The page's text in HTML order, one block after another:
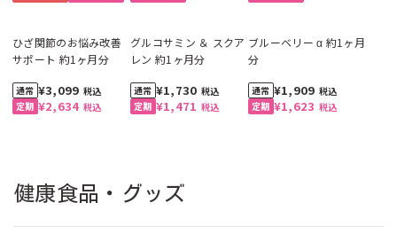
ひざ関節のお悩み改善
サポート 約1ヶ月分
¥2,634 税込
¥3,099 税込
グルコサミン ＆ スクア
レン 約1ヶ月分
¥1,471 税込
¥1,730 税込
ブルーベリー α 約1ヶ月
分
¥1,623 税込
¥1,909 税込
健康食品・グッズ